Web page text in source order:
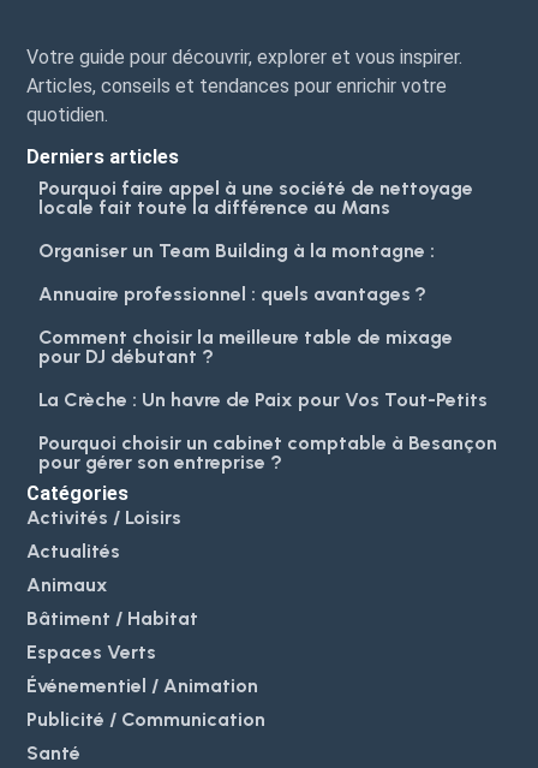
Votre guide pour découvrir, explorer et vous inspirer.
Articles, conseils et tendances pour enrichir votre
quotidien.
Derniers articles
Pourquoi faire appel à une société de nettoyage
locale fait toute la différence au Mans
Organiser un Team Building à la montagne :
Annuaire professionnel : quels avantages ?
Comment choisir la meilleure table de mixage
pour DJ débutant ?
La Crèche : Un havre de Paix pour Vos Tout-Petits
Pourquoi choisir un cabinet comptable à Besançon
pour gérer son entreprise ?
Catégories
Activités / Loisirs
Actualités
Animaux
Bâtiment / Habitat
Espaces Verts
Événementiel / Animation
Publicité / Communication
Santé